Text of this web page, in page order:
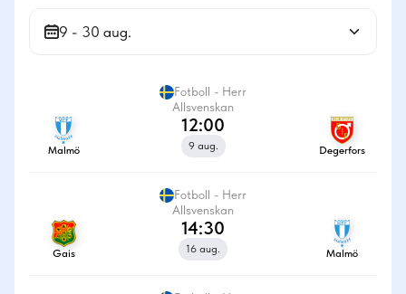
9 - 30 aug.
Fotboll - Herr
Allsvenskan
Malmö
12:00
9 aug. Degerfors
Fotboll - Herr
Allsvenskan
Gais
14:30
16 aug. Malmö